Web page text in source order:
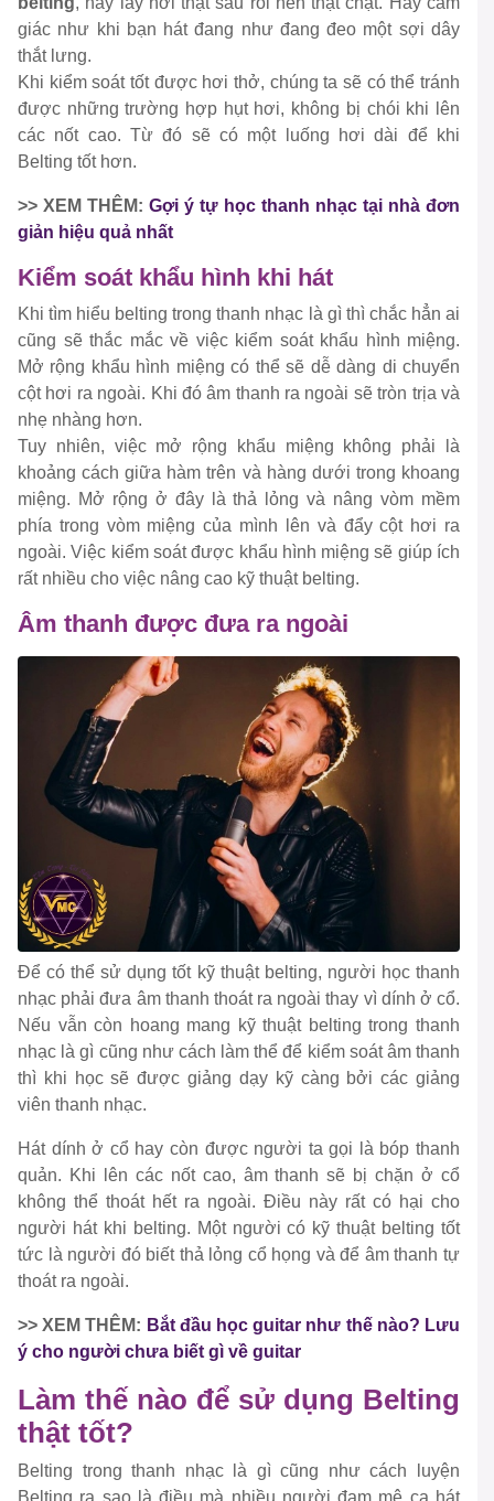
giác như khi bạn hát đang như đang đeo một sợi dây
thắt lưng.
Khi kiểm soát tốt được hơi thở, chúng ta sẽ có thể tránh
được những trường hợp hụt hơi, không bị chói khi lên
các nốt cao. Từ đó sẽ có một luống hơi dài để khi
Belting tốt hơn.
>> XEM THÊM: Gợi ý tự học thanh nhạc tại nhà đơn
giản hiệu quả nhất
Kiểm soát khẩu hình khi hát
Khi tìm hiểu belting trong thanh nhạc là gì thì chắc hẳn ai
cũng sẽ thắc mắc về việc kiểm soát khẩu hình miệng.
Mở rộng khẩu hình miệng có thể sẽ dễ dàng di chuyển
cột hơi ra ngoài. Khi đó âm thanh ra ngoài sẽ tròn trịa và
nhẹ nhàng hơn.
Tuy nhiên, việc mở rộng khẩu miệng không phải là
khoảng cách giữa hàm trên và hàng dưới trong khoang
miệng. Mở rộng ở đây là thả lỏng và nâng vòm mềm
phía trong vòm miệng của mình lên và đẩy cột hơi ra
ngoài. Việc kiểm soát được khẩu hình miệng sẽ giúp ích
rất nhiều cho việc nâng cao kỹ thuật belting.
Âm thanh được đưa ra ngoài
Để có thể sử dụng tốt kỹ thuật belting, người học thanh
nhạc phải đưa âm thanh thoát ra ngoài thay vì dính ở cổ.
Nếu vẫn còn hoang mang kỹ thuật belting trong thanh
nhạc là gì cũng như cách làm thể để kiểm soát âm thanh
thì khi học sẽ được giảng dạy kỹ càng bởi các giảng
viên thanh nhạc.
Hát dính ở cổ hay còn được người ta gọi là bóp thanh
quản. Khi lên các nốt cao, âm thanh sẽ bị chặn ở cổ
không thể thoát hết ra ngoài. Điều này rất có hại cho
người hát khi belting. Một người có kỹ thuật belting tốt
tức là người đó biết thả lỏng cổ họng và để âm thanh tự
thoát ra ngoài.
>> XEM THÊM: Bắt đầu học guitar như thế nào? Lưu
ý cho người chưa biết gì về guitar
Làm thế nào để sử dụng Belting
thật tốt?
Belting trong thanh nhạc là gì cũng như cách luyện